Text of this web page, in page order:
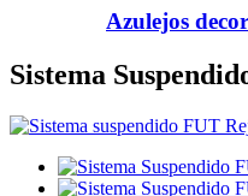
Azulejos
Sistema